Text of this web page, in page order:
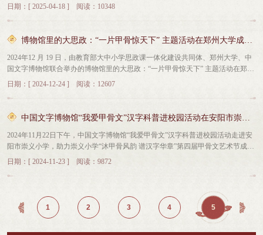
甲骨文，了解甲骨文，深切感受到甲骨文文字的魅力。对同学们来说，寓教于
自去年中国文字博物馆成功挂牌“学习强国”首家文博基地，双方就密切合作，在
希望让甲骨文能走进学校校园，让文字“活”起来，让阅读融入生活。来源|学习强
国河南学习平台
载的文化意义，进一步探讨了汉字与中国家国情怀之间的紧密联系。此外，活动
表自己对学习甲骨文感受和理解。同学们纷纷表示，通过展览、讲座和甲骨文字
用心地学习甲骨文传承中华优秀传统文化。本次“识字铸魂”科普教育活动的成功
举办，不仅拓展了学生们的知识视野，增强了他们对中华传统文化的认同感，同
时也提升了青少年的核心素养和社会认知能力，为中国文化的传承与发展注入了
魂”系列活动走进上海外国语大学世界语言博物馆和上海外国语大学附属外国语
海外国语大学世界语言博物馆副馆长孔令涛，中国文字博物馆陈列展示部副主
来自俄罗斯、埃及、摩洛哥、马来西亚等多国留学生30余人参加了活动。开幕仪
式由孔令涛主持。 唐煜坤在开幕式上致辞。她表示，汉字作为穿越时空的符
号，不仅是中华文明的基因，更是人类共同的文化遗产，它见证了中华民族对世
建着数字化传播的平台；我们讲述着“一字一世界”的历史故事，也关注着中文在
中文才能真正成为跨越时空、连接心灵的“世界语言”。本次展览以“文字里的中国
——家与国”为主题，通过展示与家、国相关的文字，为大家打开了一扇探索中
华民族的家国故事的窗口，通过讲座与互动体验，让留学生们深刻感悟中国人对
上讲话，上海外国语大学和中国文字博物馆坚持以“优势互补、资源共享、协同
创新”为合作原则，共同开展教学科研活动，共同推动人才培养和馆际交流，相
信此次展览的成功举办，将进一步密切中国文字博物馆和上海外国语大学的校地
合作，并进一步深化中国文字博物馆和上海外国语大学世界语言博物馆的馆际交
日期：[ 2025-04-18 ] 阅读：10348
博物馆里的大思政：“一片甲骨惊天下” 主题活动在郑州大学成功举办
2024年12 月 19 日，由教育部大中小学思政课一体化建设共同体、郑州大学、中
国文字博物馆联合举办的博物馆里的大思政：“一片甲骨惊天下” 主题活动在郑州
大学松园社区活动中心举行。此次活动旨在深入推进大思政教育与中华传统文化
华文化新地标》为题，从甲骨文的价值、甲骨文的构字规律、甲骨文的认识误区
构、文化内涵及其在中华文明传承进程中不可替代的重要地位。他特别指出了当
前大众对甲骨文认知存在的一些误区，引导师生树立正确的文化认知观念。河南
省政府2024年工作报告提出，将殷墟甲骨文打造成为中华文化新地标、中原文旅
焕发出崭新的生机与活力，为传承和创新中华优秀传统文化提供新的思路与方
向。中国文字博物馆“一片甲骨惊天下” 微展览生动展示了甲骨文中大千世界。中
国文字博物馆大思政老师通过微展览，深度解读了甲骨文这一古老文字背后所承
载的丰富文化信息，带领师生们领略数千年前古人的智慧与生活百态，使大家对
日期：[ 2024-12-24 ] 阅读：12607
中国文字博物馆“我爱甲骨文”汉字科普进校园活动在安阳市崇义小学成功举办
2024年11月22日下午，中国文字博物馆“我爱甲骨文”汉字科普进校园活动走进安
阳市崇义小学，助力崇义小学“沐甲骨风韵 谱汉字华章”第四届甲骨文艺术节成功
举办。中国文字博物馆党委委员、副馆长魏文萃、宣传教育部主任于笑莹出席活
义小学捐赠了一批适合青少年文字学习的科普读物，支持学校的教学与研究工
作。活动中，现场学生还进行了别开生面的甲骨文歌曲演唱、丰富多彩的游园活
动以及中国文字博物馆带来的“我们的汉字”微型展览和汉字科普小课堂。 中国文
字博物馆党委委员、副馆长魏文萃在崇义小学为学生们上课，讲述中国文字博物
日期：[ 2024-11-23 ] 阅读：9872
1 2 3 4 5